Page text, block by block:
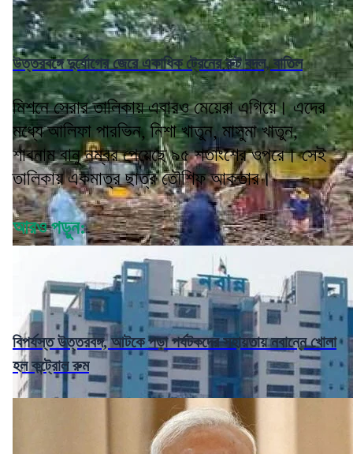
উত্তরবঙ্গে দুর্যোগের জেরে একাধিক ট্রেনের রুট বদল, বাতিল
মিশনে সেরার তালিকায় এবারও মেয়েরা এগিয়ে। এদের
মধ্যে আলিফা পারভিন, নিশা খাতুন, মাসুমা খাতুন,
শাবনাম বানু নম্বর পেয়েছে ৯৫ শতাংশের ওপরে। সেই
তালিকায় একমাত্র ছাত্র তৌশিফ আকতার।
আরও পড়ুন:
বিপর্যস্ত উত্তরবঙ্গ, আটকে পড়া পর্যটকদের সহায়তায় নবান্নে খোলা
হল কন্ট্রোল রুম